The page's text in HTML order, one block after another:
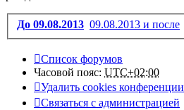
До 09.08.2013 09.08.2013 и после
Список форумов
Часовой пояс: UTC+02:00
Удалить cookies конференции
Связаться с администрацией